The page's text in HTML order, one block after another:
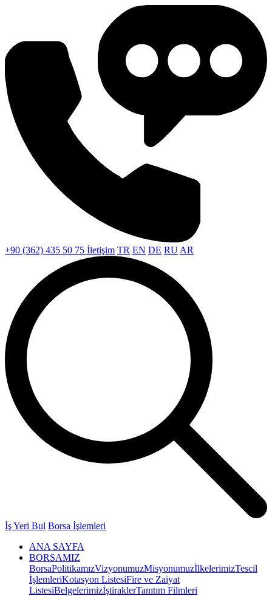
+90 (362) 435 50 75 İletişim TR EN DE RU AR
İş Yeri Bul Borsa İşlemleri
ANA SAYFA
BORSAMIZ
BorsaPolitikamızVizyonumuzMisyonumuzİlkelerimizTescil
İşlemleriKotasyon ListesiFire ve Zaiyat
ListesiBelgelerimizİştiraklerTanıtım Filmleri